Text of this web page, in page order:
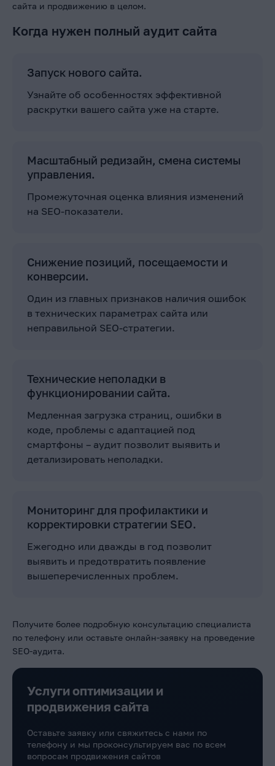
сайта и продвижению в целом.
Когда нужен полный аудит сайта
Запуск нового сайта.
Узнайте об особенностях эффективной
раскрутки вашего сайта уже на старте.
Масштабный редизайн, смена системы
управления.
Промежуточная оценка влияния изменений
на SEO-показатели.
Снижение позиций, посещаемости и
конверсии.
Один из главных признаков наличия ошибок
в технических параметрах сайта или
неправильной SEO-стратегии.
Технические неполадки в
функционировании сайта.
Медленная загрузка страниц, ошибки в
коде, проблемы с адаптацией под
смартфоны – аудит позволит выявить и
детализировать неполадки.
Мониторинг для профилактики и
корректировки стратегии SEO.
Ежегодно или дважды в год позволит
выявить и предотвратить появление
вышеперечисленных проблем.
Получите более подробную консультацию специалиста
по телефону или оставьте онлайн-заявку на проведение
SEO-аудита.
Услуги оптимизации и
продвижения сайта
Оставьте заявку или свяжитесь с нами по
телефону и мы проконсультируем вас по всем
вопросам продвижения сайтов